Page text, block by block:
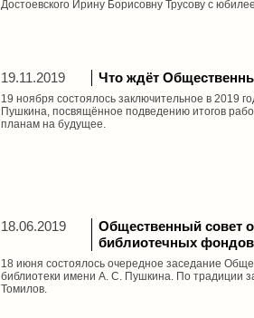
Достоевского Ирину Борисовну Трусову с
19.11.2019 Что ждёт
19 ноября состоялось заключительное в 2019
Пушкина, посвящённое подведению итогов
планам на будущее.
18.06.2019
Общественный совет
библиотечных фондов
18 июня состоялось очередное заседание
библиотеки имени А. С. Пушкина. По традиции
Томилов.